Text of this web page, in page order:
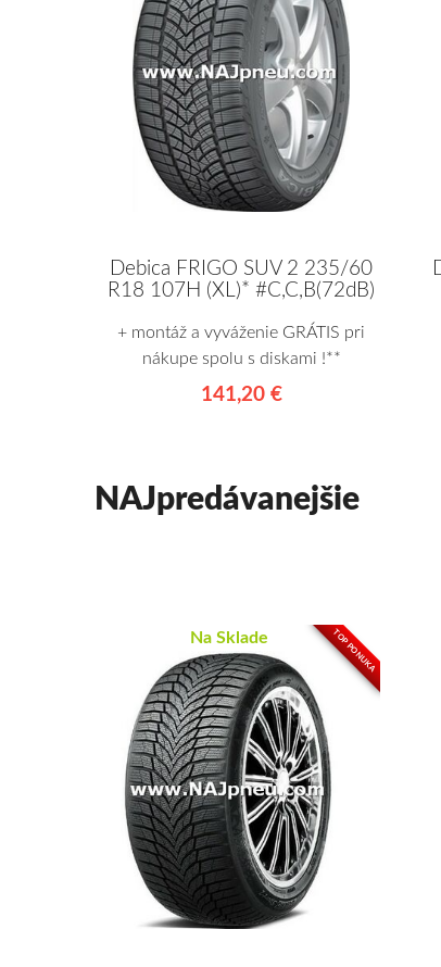
Debica FRIGO SUV 2 235/60
R18 107H (XL)* #C,C,B(72dB)
+ montáž a vyváženie GRÁTIS pri
nákupe spolu s diskami !**
141,20 €
NAJpredávanejšie
TOP PONUKA
Na Sklade